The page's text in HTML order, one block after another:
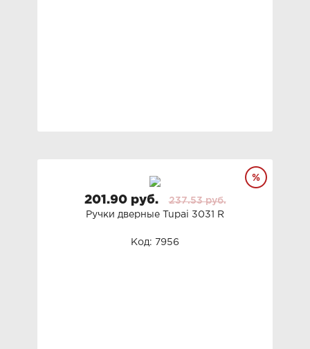
201.90 руб.
237.53 руб.
Ручки дверные Tupai 3031 R
Код: 7956